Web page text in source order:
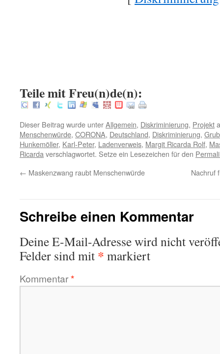
Teile mit Freu(n)de(n):
Dieser Beitrag wurde unterAllgemein, Diskriminierung, Projekt
Menschenwürde, CORONA, Deutschland, Diskriminierung,
Hunkemöller, Karl-Peter, Ladenverweis, Margit Ricarda Rolf,
Ricarda verschlagwortet. Setze ein Lesezeichen für den
← Maskenzwang raubt Menschenwürde Nachruf
Schreibe einen Kommentar
Deine E-Mail-Adresse wird nicht
Felder sind mit * markiert
Kommentar*